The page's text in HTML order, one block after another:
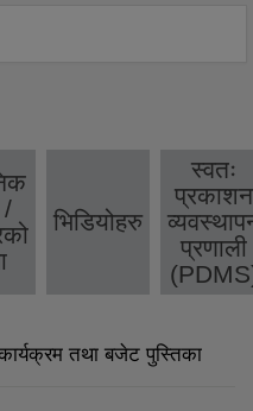
/
भिडियोहरु
स्वतः
प्रकाशन
प्रणाली
तथा बजेट पुस्तिका